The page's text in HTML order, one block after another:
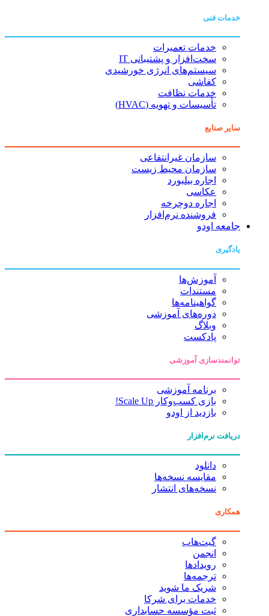
خدمات فنی
خدمات تعمیرات
سخت‌افزار و پشتیبانی IT
سیستم‌های انرژی خورشیدی
کفاشی
خدمات نظافت
تأسیسات و تهویه (HVAC)
سایر صنایع
سازمان غیرانتفاعی
سازمان محیط زیست
اجاره بیلبورد
عکاسی
اجاره دوچرخه
فروشنده نرم‌افزار
جامعه اودو
یادگیری
آموزش‌ها
مستندات
گواهینامه‌ها
دوره‌های آموزشی
وبلاگ
پادکست
توانمندسازی آموزشی
برنامه آموزشی
بازی کسب‌وکار Scale Up!
بازدید از اودو
دریافت نرم‌افزار
دانلود
مقایسه نسخه‌ها
نسخه‌های انتشار
همکاری
گیت‌هاب
انجمن
رویدادها
ترجمه‌ها
شریک ما شوید
خدمات برای شرکا
ثبت مؤسسه حسابداری